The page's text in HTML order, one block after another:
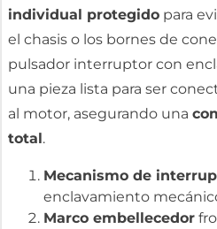
individual protegido para
el chasis o los bornes de
pulsador interruptor con
una pieza lista para ser
al motor, asegurando una
total.
Mecanismo de
enclavamiento
Marco embellecedor